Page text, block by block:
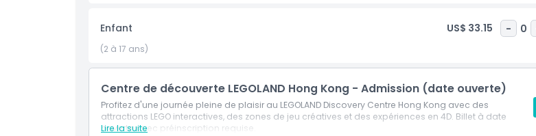
Exclus
Heures d'ouverture
À savoir
Enfant US$ 33.15 - 0
(2 à 17 ans)
Centre de découverte LEGOLAND Hong Kong - Admission (date ouverte)
Profitez d'une journée pleine de plaisir au LEGOLAND Discovery Centre Hong Kong avec des
attractions LEGO interactives, des zones de jeu créatives et des expériences en 4D. Billet à date
ouverte avec préinscription requise.
Lire la suite